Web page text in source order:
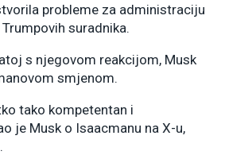
probleme za administraciju
suradnika.
s njegovom reakcijom, Musk
smjenom.
tako kompetentan i
je Musk o Isaacmanu na X-u,